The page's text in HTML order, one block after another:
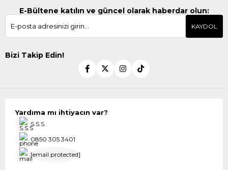
E-Bültene katılın ve güncel olarak haberdar olun:
KAYDOL
Bizi Takip Edin!
Yardıma mı ihtiyacın var?
S.S.S.
0850 305 3401
[email protected]